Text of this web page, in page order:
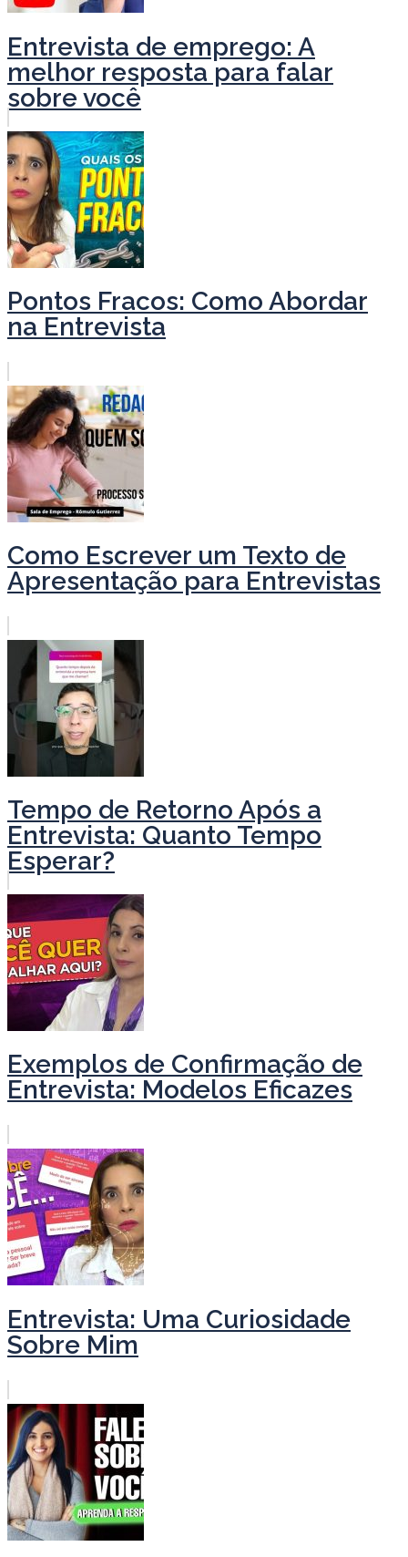
Entrevista de emprego: A
melhor resposta para falar
sobre você
Pontos Fracos: Como Abordar
na Entrevista
Como Escrever um Texto de
Apresentação para Entrevistas
Tempo de Retorno Após a
Entrevista: Quanto Tempo
Esperar?
Exemplos de Confirmação de
Entrevista: Modelos Eficazes
Entrevista: Uma Curiosidade
Sobre Mim